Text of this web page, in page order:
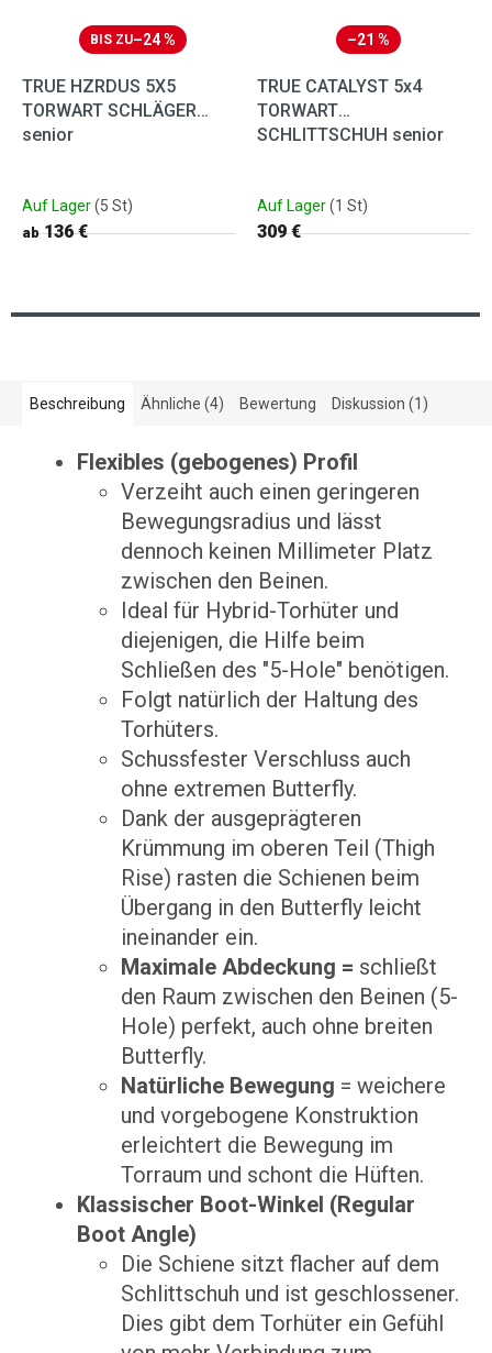
BIS ZU–24 %
TRUE HZRDUS 5X5
TORWART SCHLÄGER
senior
Auf Lager(5 St)
ab136 €
–21 %
TRUE CATALYST 5x4
TORWART
SCHLITTSCHUH senior
Auf Lager(1 St)
309 €
Beschreibung Ähnliche (4) Bewertung Diskussion (1)
Flexibles (gebogenes) Profil
Verzeiht auch einen geringeren
Bewegungsradius und lässt
dennoch keinen Millimeter Platz
zwischen den Beinen.
Ideal für Hybrid-Torhüter und
diejenigen, die Hilfe beim
Schließen des "5-Hole" benötigen.
Folgt natürlich der Haltung des
Torhüters.
Schussfester Verschluss auch
ohne extremen Butterfly.
Dank der ausgeprägteren
Krümmung im oberen Teil (Thigh
Rise) rasten die Schienen beim
Übergang in den Butterfly leicht
ineinander ein.
Maximale Abdeckung = schließt
den Raum zwischen den Beinen (5-
Hole) perfekt, auch ohne breiten
Butterfly.
Natürliche Bewegung = weichere
und vorgebogene Konstruktion
erleichtert die Bewegung im
Torraum und schont die Hüften.
Klassischer Boot-Winkel (Regular
Boot Angle)
Die Schiene sitzt flacher auf dem
Schlittschuh und ist geschlossener.
Dies gibt dem Torhüter ein Gefühl